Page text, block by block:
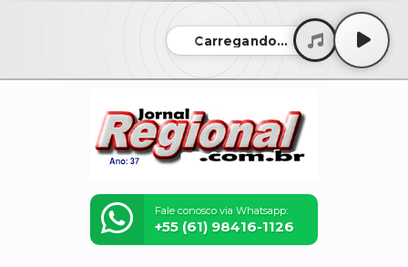
Carregando...
Fale conosco via Whatsapp:
+55 (61) 98416-1126